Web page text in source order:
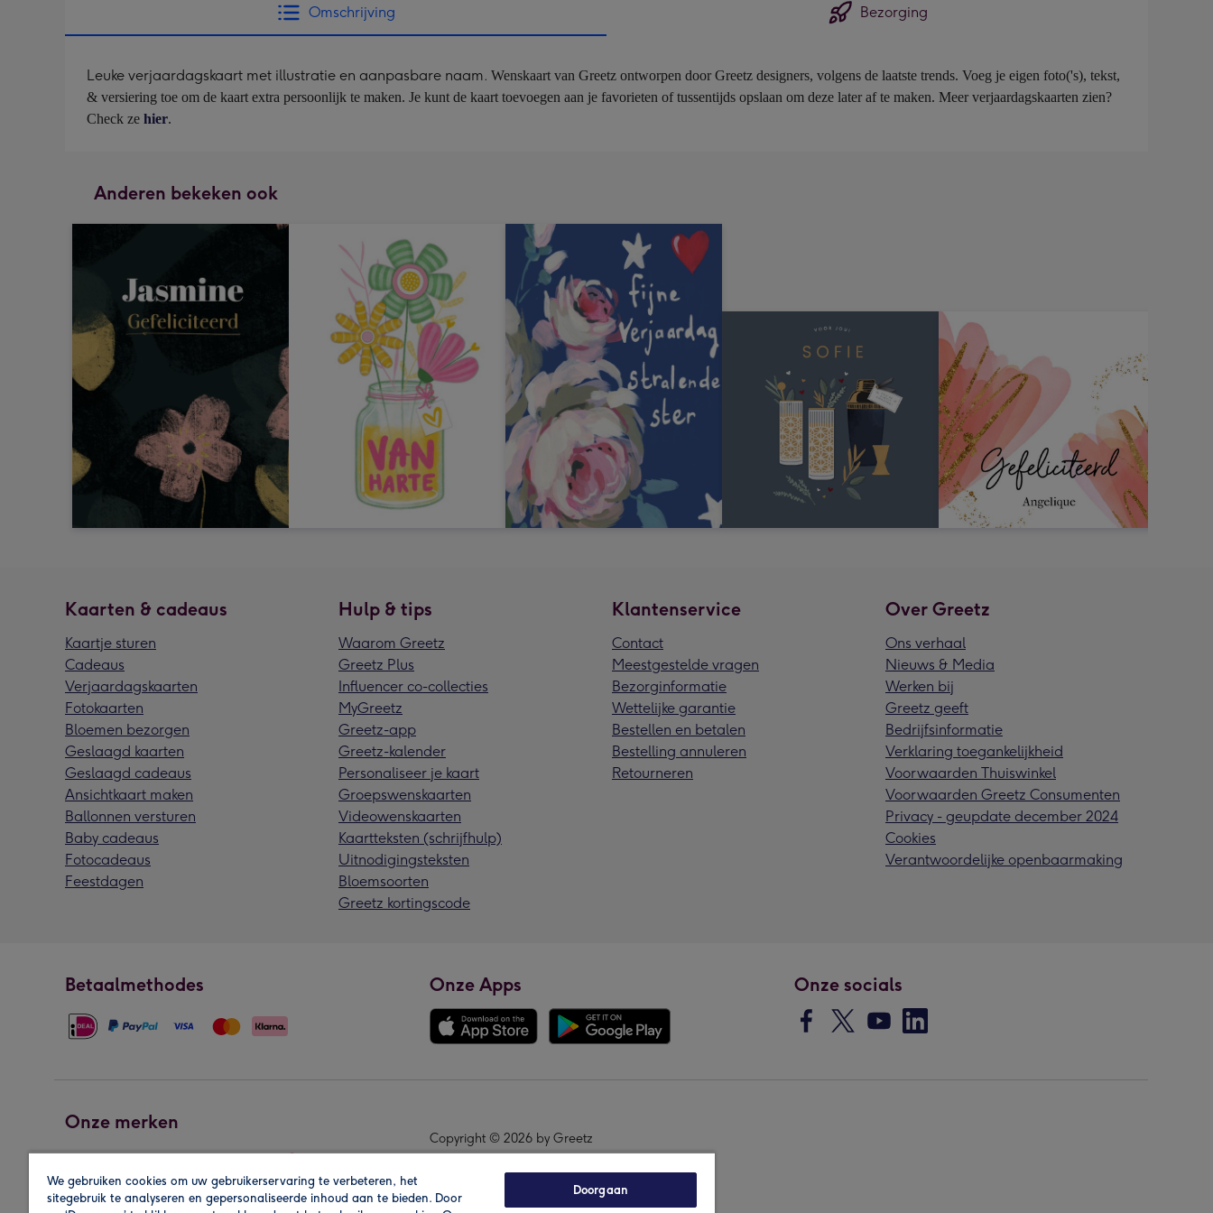
mm
Omschrijving Bezorging
Leuke verjaardagskaart met illustratie en aanpasbare naam. Wenskaart van Greetz ontworpen door Greetz designers, volgens de laatste trends. Voeg je eigen foto('s), tekst,
& versiering toe om de kaart extra persoonlijk te maken. Je kunt de kaart toevoegen aan je favorieten of tussentijds opslaan om deze later af te maken. Meer verjaardagskaarten zien?
Check ze hier.
Anderen bekeken ook
Kaarten & cadeaus
Kaartje sturen
Cadeaus
Verjaardagskaarten
Fotokaarten
Bloemen bezorgen
Geslaagd kaarten
Geslaagd cadeaus
Ansichtkaart maken
Ballonnen versturen
Baby cadeaus
Fotocadeaus
Feestdagen
Hulp & tips
Waarom Greetz
Greetz Plus
Influencer co-collecties
MyGreetz
Greetz-app
Greetz-kalender
Personaliseer je kaart
Groepswenskaarten
Videowenskaarten
Kaartteksten (schrijfhulp)
Uitnodigingsteksten
Bloemsoorten
Greetz kortingscode
Klantenservice
Contact
Meestgestelde vragen
Bezorginformatie
Wettelijke garantie
Bestellen en betalen
Bestelling annuleren
Retourneren
Over Greetz
Ons verhaal
Nieuws & Media
Werken bij
Greetz geeft
Bedrijfsinformatie
Verklaring toegankelijkheid
Voorwaarden Thuiswinkel
Voorwaarden Greetz Consumenten
Privacy - geupdate december 2024
Cookies
Verantwoordelijke openbaarmaking
Betaalmethodes Onze Apps Onze socials
Onze merken
Copyright © 2026 by Greetz
We gebruiken cookies om uw gebruikerservaring te verbeteren, het
sitegebruik te analyseren en gepersonaliseerde inhoud aan te bieden. Door
Doorgaan